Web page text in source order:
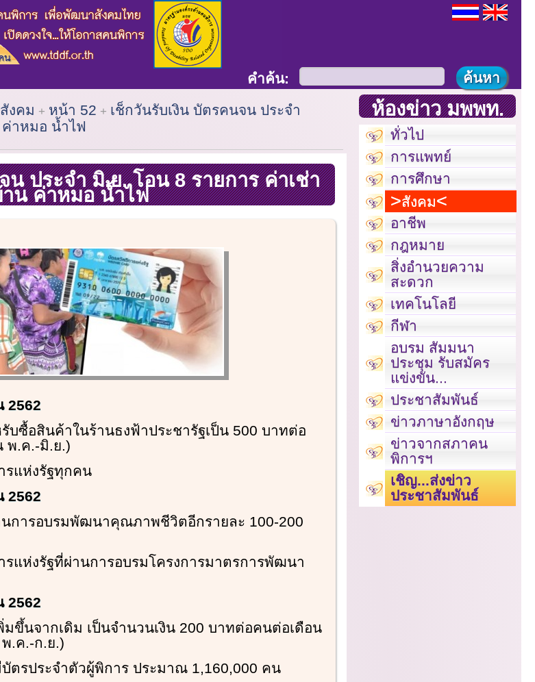
คำค้น:
สังคม หน้า 52
เช็กวันรับเงิน บัตรคนจน ประจำ
ค่าหมอ น้ำไฟ
น ประจำ มิ.ย. โอน 8 รายการ ค่าเช่า
น ค่าหมอ น้ำไฟ
2562
รับซื้อสินค้าในร้านธงฟ้าประชารัฐเป็น 500 บาทต่อ
พ.ค.-มิ.ย.)
รแห่งรัฐทุกคน
2562
นการอบรมพัฒนาคุณภาพชีวิตอีกรายละ 100-200
รแห่งรัฐที่ผ่านการอบรมโครงการมาตรการพัฒนา
2562
มขึ้นจากเดิม เป็นจำนวนเงิน 200 บาทต่อคนต่อเดือน
พ.ค.-ก.ย.)
ตรประจำตัวผู้พิการ ประมาณ 1,160,000 คน
ห้องข่าว มพพท.
ทั่วไป
การแพทย์
การศึกษา
สังคม
อาชีพ
กฎหมาย
สิ่งอำนวยความ
สะดวก
เทคโนโลยี
กีฬา
อบรม สัมมนา
ประชุม รับสมัคร
แข่งขัน...
ประชาสัมพันธ์
ข่าวภาษาอังกฤษ
ข่าวจากสภาคน
พิการฯ
เชิญ...ส่งข่าว
ประชาสัมพันธ์